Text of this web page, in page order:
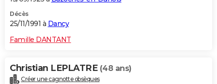
Décès
25/11/1991 à Dancy
Famille DANTANT
Christian LEPLATRE (48 ans)
Créer une cagnotte obsèques